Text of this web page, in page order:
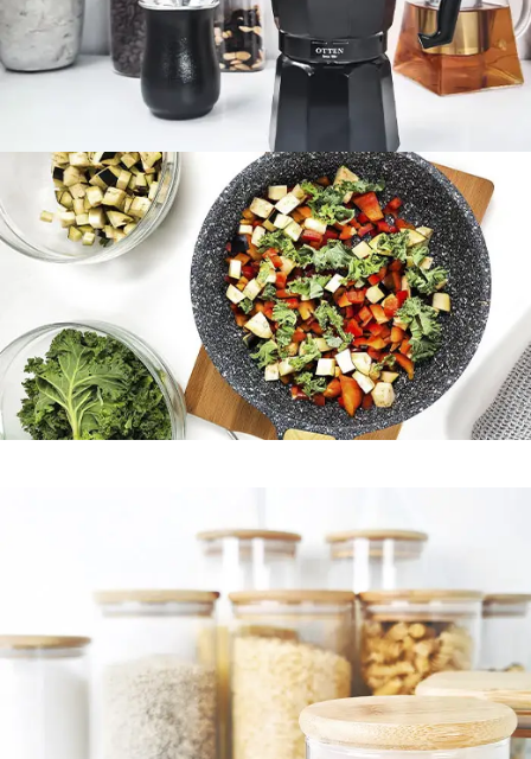
CAFÉ, TÉ &
MATE